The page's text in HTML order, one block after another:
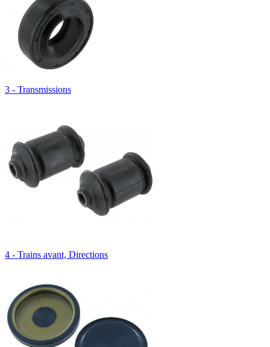
3 - Transmissions
4 - Trains avant, Directions